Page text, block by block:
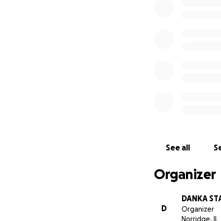
See all
Organizer
D
DANKA
Organizer
Norridge, IL